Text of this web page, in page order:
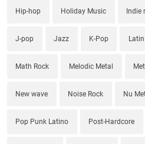
Hip-hop Holiday Music Indie
J-pop Jazz K-Pop
Math Rock Melodic Metal
New wave Noise Rock Nu
Pop Punk Latino Post-Hardcore